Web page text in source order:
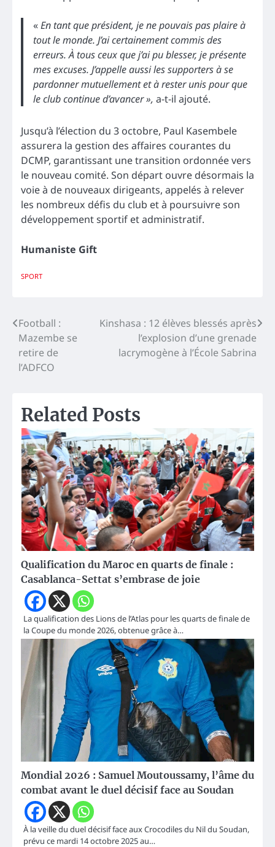
«En tant que président, je ne pouvais pas plaire à
tout le monde. J’ai certainement commis des
erreurs. À tous ceux que j’ai pu blesser, je présente
mes excuses. J’appelle aussi les supporters à se
pardonner mutuellement et à rester unis pour que
le club continue d’avancer », a-t-il ajouté.
Jusqu’à l’élection du 3 octobre, Paul Kasembele
assurera la gestion des affaires courantes du
DCMP, garantissant une transition ordonnée vers
le nouveau comité. Son départ ouvre désormais la
voie à de nouveaux dirigeants, appelés à relever
les nombreux défis du club et à poursuivre son
développement sportif et administratif.
Humaniste Gift
SPORT
Navigation
de
l’article
Football :
Mazembe se
retire de
l’ADFCO
Kinshasa : 12 élèves blessés après
l’explosion d’une grenade
lacrymogène à l’École Sabrina
Related Posts
Qualification du Maroc en quarts de finale :
Casablanca-Settat s’embrase de joie
La qualification des Lions de l’Atlas pour les quarts de finale de
la Coupe du monde 2026, obtenue grâce à…
Mondial 2026 : Samuel Moutoussamy, l’âme du
combat avant le duel décisif face au Soudan
À la veille du duel décisif face aux Crocodiles du Nil du Soudan,
prévu ce mardi 14 octobre 2025 au…